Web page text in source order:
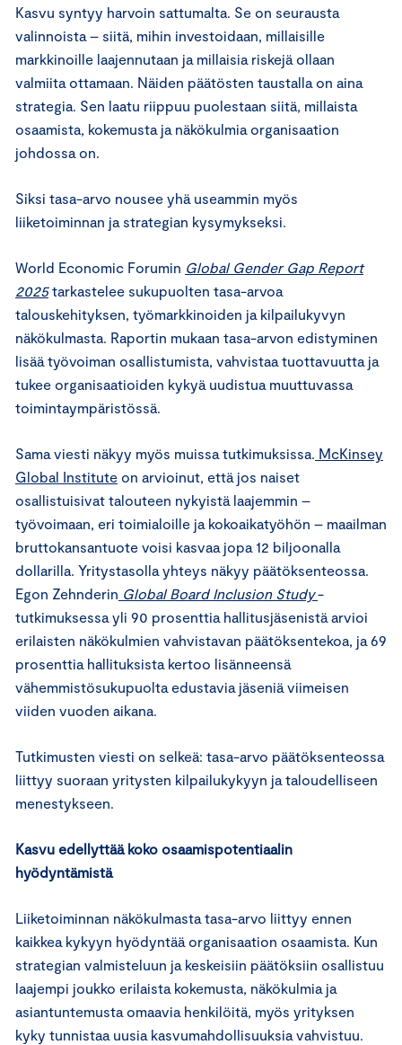
Kasvu syntyy harvoin sattumalta. Se on seurausta
valinnoista – siitä, mihin investoidaan, millaisille
markkinoille laajennutaan ja millaisia riskejä ollaan
valmiita ottamaan. Näiden päätösten taustalla on aina
strategia. Sen laatu riippuu puolestaan siitä, millaista
osaamista, kokemusta ja näkökulmia organisaation
johdossa on.
Siksi tasa-arvo nousee yhä useammin myös
liiketoiminnan ja strategian kysymykseksi.
World Economic Forumin Global Gender Gap Report
2025tarkastelee sukupuolten tasa-arvoa
talouskehityksen, työmarkkinoiden ja kilpailukyvyn
näkökulmasta. Raportin mukaan tasa-arvon edistyminen
lisää työvoiman osallistumista, vahvistaa tuottavuutta ja
tukee organisaatioiden kykyä uudistua muuttuvassa
toimintaympäristössä.
Sama viesti näkyy myös muissa tutkimuksissa. McKinsey
Global Institute on arvioinut, että jos naiset
osallistuisivat talouteen nykyistä laajemmin –
työvoimaan, eri toimialoille ja kokoaikatyöhön – maailman
bruttokansantuote voisi kasvaa jopa 12 biljoonalla
dollarilla. Yritystasolla yhteys näkyy päätöksenteossa.
Egon Zehnderin Global Board Inclusion Study -
tutkimuksessa yli 90 prosenttia hallitusjäsenistä arvioi
erilaisten näkökulmien vahvistavan päätöksentekoa, ja 69
prosenttia hallituksista kertoo lisänneensä
vähemmistösukupuolta edustavia jäseniä viimeisen
viiden vuoden aikana.
Tutkimusten viesti on selkeä: tasa-arvo päätöksenteossa
liittyy suoraan yritysten kilpailukykyyn ja taloudelliseen
menestykseen.
Kasvu edellyttää koko osaamispotentiaalin
hyödyntämistä
Liiketoiminnan näkökulmasta tasa-arvo liittyy ennen
kaikkea kykyyn hyödyntää organisaation osaamista. Kun
strategian valmisteluun ja keskeisiin päätöksiin osallistuu
laajempi joukko erilaista kokemusta, näkökulmia ja
asiantuntemusta omaavia henkilöitä, myös yrityksen
kyky tunnistaa uusia kasvumahdollisuuksia vahvistuu.